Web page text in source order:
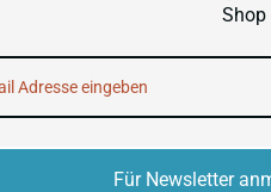
Shop
Für Newsletter